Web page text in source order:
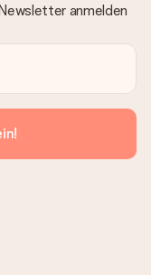
anmelden